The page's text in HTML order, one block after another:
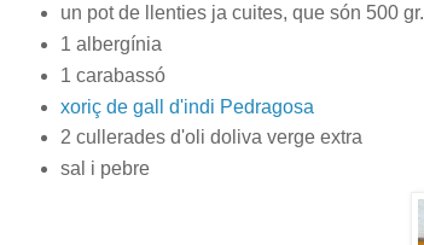
un pot de llenties ja cuites, que són 500 gr.
1 albergínia
1 carabassó
xoriç de gall d'indi Pedragosa
2 cullerades d'oli doliva verge extra
sal i pebre